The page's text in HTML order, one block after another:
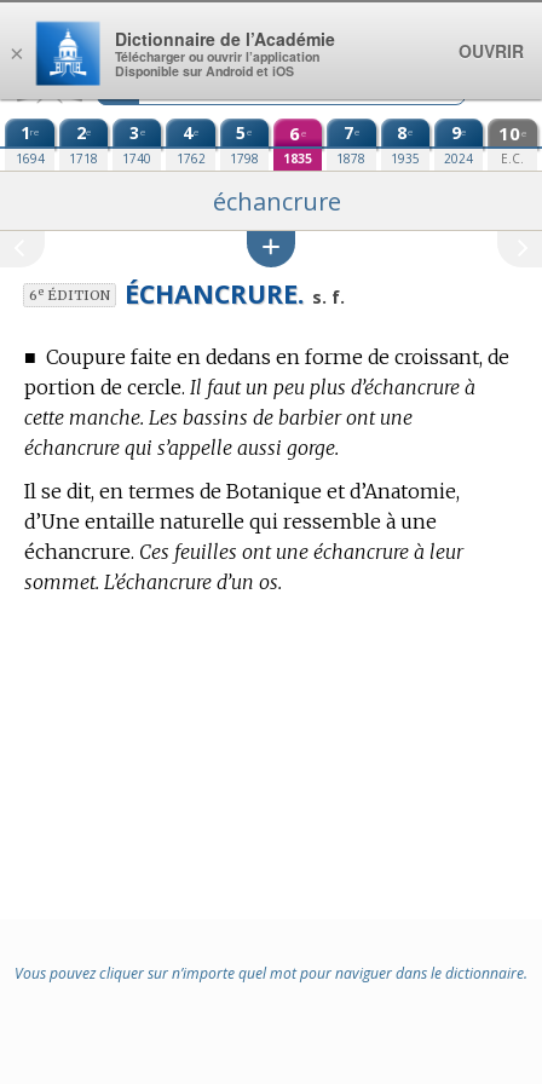
Aller au contenu
1re
1694
2e
1718
3e
1740
4e
1762
5e
1798
6e
1835
7e
1878
8e
1935
9e
2024
10e
E.C.
échancrure
6eÉDITION ÉCHANCRURE. s. f.
■ Coupure faite en dedans en forme de croissant, de
portion de cercle. Il faut un peu plus d’échancrure à
cette manche. Les bassins de barbier ont une
échancrure qui s’appelle aussi gorge.
Il se dit, en termes de Botanique et d’Anatomie,
d’Une entaille naturelle qui ressemble à une
échancrure. Ces feuilles ont une échancrure à leur
sommet. L’échancrure d’un os.
Vous pouvez cliquer sur n’importe quel mot pour naviguer dans le dictionnaire.
×
Dictionnaire de l’Académie
Télécharger ou ouvrir l’application
Disponible sur Android et iOS
OUVRIR